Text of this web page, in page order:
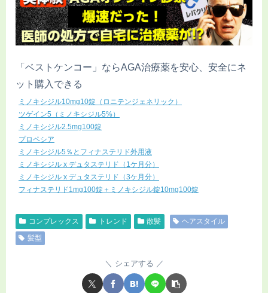
「ベストケンコー」ならAGA治療薬を安心、安全にネ
ット購入できる
ミノキシジル10mg10錠（ロニテンジェネリック）
ツゲイン5（ミノキシジル5%）
ミノキシジル2.5mg100錠
プロペシア
ミノキシジル5％とフィナステリド外用液
ミノキシジル x デュタステリド（1ケ月分）
ミノキシジル x デュタステリド（3ケ月分）
フィナステリド1mg100錠＋ミノキシジル錠10mg100錠
コンプレックス トレンド 散髪
ヘアスタイル
髪型
シェアする